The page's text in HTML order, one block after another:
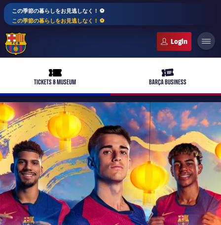
この季節の暮らしをお見逃しなく！ ⚽️
この季節の暮らしをお見逃しなく！ ⚽️
ticket-full
TICKETS & MUSEUM
ticket-vip
BARÇA BUSINESS
plusicon
label.aria.plus
バルサアカデミー
plusicon
label.aria.plus
10年毎
PLUSICON
LABEL.ARIA.PLUS
トップチーム
女子サッカー
plusicon
label.aria.plus
スケジュール
バルサAtlètic
plusicon
label.aria.plus